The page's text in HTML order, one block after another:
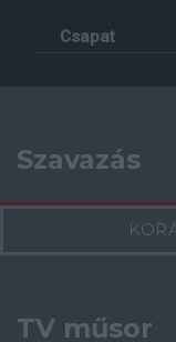
Csapat
Szavazás
TV műsor